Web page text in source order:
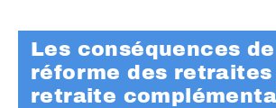
Les conséquences
réforme des retraites
retraite